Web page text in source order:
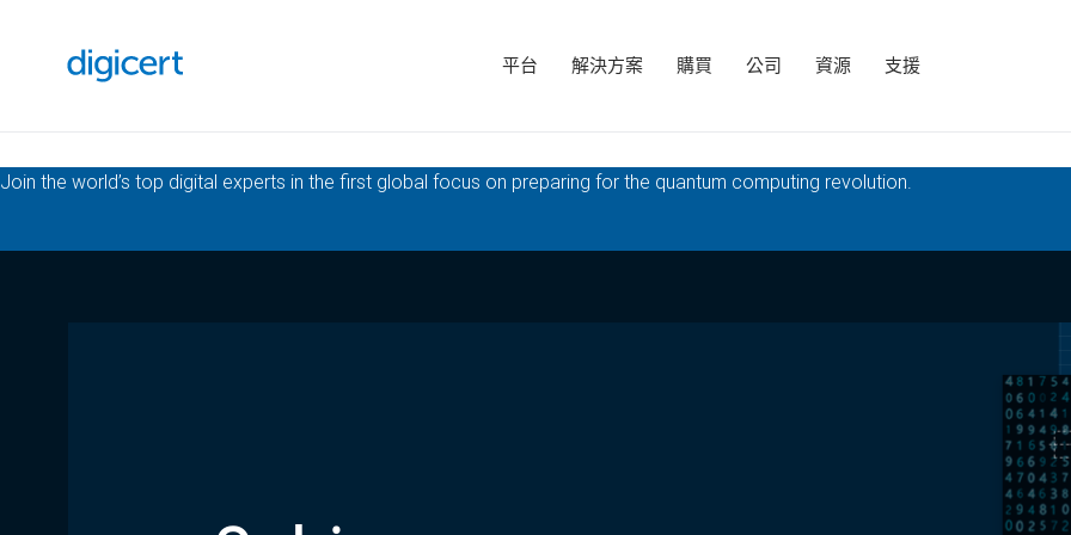
平台 解決方案 購買 公司 資源 支援
Join the world’s top digital experts in the first global focus on preparing for the quantum computing revolution.